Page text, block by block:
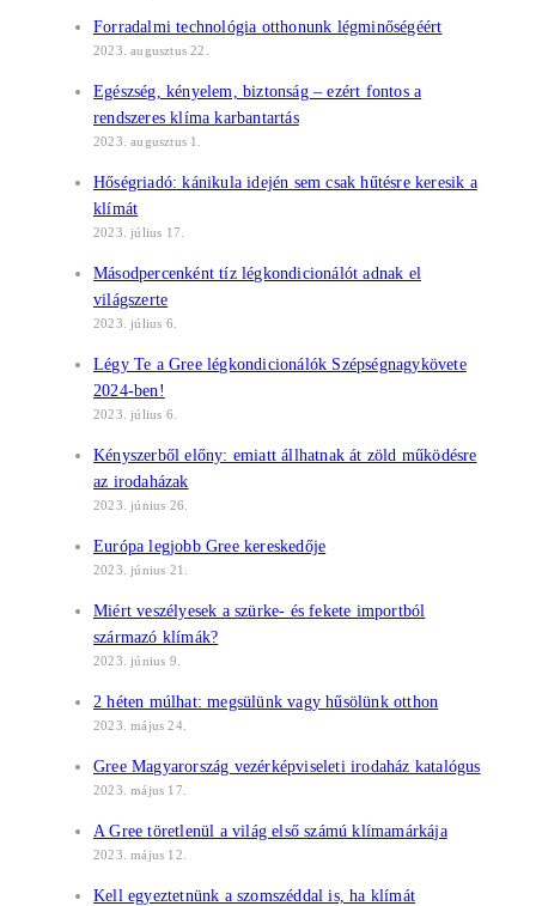
Forradalmi technológia otthonunk légminőségéért
2023. augusztus 22.
Egészség, kényelem, biztonság – ezért fontos a
rendszeres klíma karbantartás
2023. augusztus 1.
Hőségriadó: kánikula idején sem csak hűtésre keresik a
klímát
2023. július 17.
Másodpercenként tíz légkondicionálót adnak el
világszerte
2023. július 6.
Légy Te a Gree légkondicionálók Szépségnagykövete
2024-ben!
2023. július 6.
Kényszerből előny: emiatt állhatnak át zöld működésre
az irodaházak
2023. június 26.
Európa legjobb Gree kereskedője
2023. június 21.
Miért veszélyesek a szürke- és fekete importból
származó klímák?
2023. június 9.
2 héten múlhat: megsülünk vagy hűsölünk otthon
2023. május 24.
Gree Magyarország vezérképviseleti irodaház katalógus
2023. május 17.
A Gree töretlenül a világ első számú klímamárkája
2023. május 12.
Kell egyeztetnünk a szomszéddal is, ha klímát